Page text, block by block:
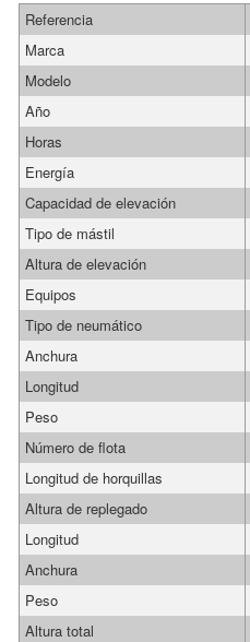
Referencia
Marca
Modelo
Año
Horas
Energía
Capacidad de elevación
Tipo de mástil
Altura de elevación
Equipos
Tipo de neumático
Anchura
Longitud
Peso
Número de flota
Longitud de horquillas
Altura de replegado
Longitud
Anchura
Peso
Altura total